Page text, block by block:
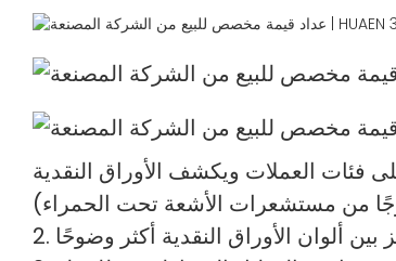
99.99%، مع كشف فائق. يتعرف الجهاز على فئات العملات ويكشف الأوراق النقدية